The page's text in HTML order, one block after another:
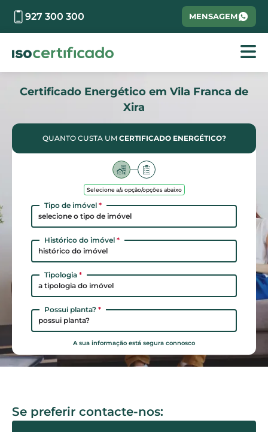
927 300 300 MENSAGEM
Certificado Energético em Vila Franca de
Xira
QUANTO CUSTA UM CERTIFICADO ENERGÉTICO?
Selecione a/s opção/opções abaixo
Tipo de imóvel *
selecione o tipo de imóvel
Histórico do imóvel *
histórico do imóvel
Tipologia *
a tipologia do imóvel
Possui planta? *
possui planta?
A sua informação está segura connosco
Se preferir contacte-nos: